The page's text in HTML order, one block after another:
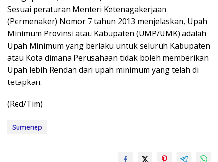
Sesuai peraturan Menteri Ketenagakerjaan
(Permenaker) Nomor 7 tahun 2013 menjelaskan, Upah
Minimum Provinsi atau Kabupaten (UMP/UMK) adalah
Upah Minimum yang berlaku untuk seluruh Kabupaten
atau Kota dimana Perusahaan tidak boleh memberikan
Upah lebih Rendah dari upah minimum yang telah di
tetapkan.
(Red/Tim)
Sumenep